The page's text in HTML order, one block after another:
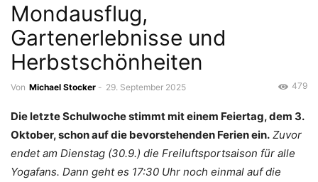
Mondausflug,
Gartenerlebnisse und
Herbstschönheiten
Von Michael Stocker - 29. September 2025 479
Die letzte Schulwoche stimmt mit einem Feiertag, dem 3.
Oktober, schon auf die bevorstehenden Ferien ein. Zuvor
endet am Dienstag (30.9.) die Freiluftsportsaison für alle
Yogafans. Dann geht es 17:30 Uhr noch einmal auf die